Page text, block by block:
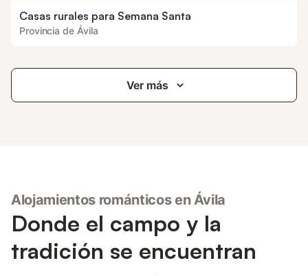
Casas rurales para Semana Santa
Provincia de Ávila
Ver más
Alojamientos románticos en Ávila
Donde el campo y la
tradición se encuentran